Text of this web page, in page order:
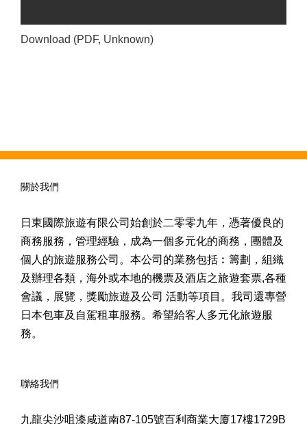
Download (PDF, Unknown)
關於我們
日東國際旅遊有限公司始創於二零零九年，憑著優良的
商務服務，管理經驗，成為一個多元化的商務，團體及
個人的旅遊服務公司。本公司的業務包括︰籌劃，組織
及辦理各類，海外或本地的機票及酒店之旅遊套票,各種
會議，展覽，獎勵旅遊及公司 活動等項目。我司還專營
日本包車及自駕租車服務。希望給客人多元化旅遊服
務。
聯絡我們
九龍尖沙咀漆咸道南87-105號百利商業大廈17樓1729B